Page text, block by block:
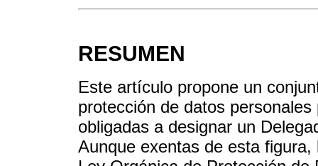
RESUMEN
Este artículo propone un
protección de datos
obligadas a designar un
Aunque exentas de esta